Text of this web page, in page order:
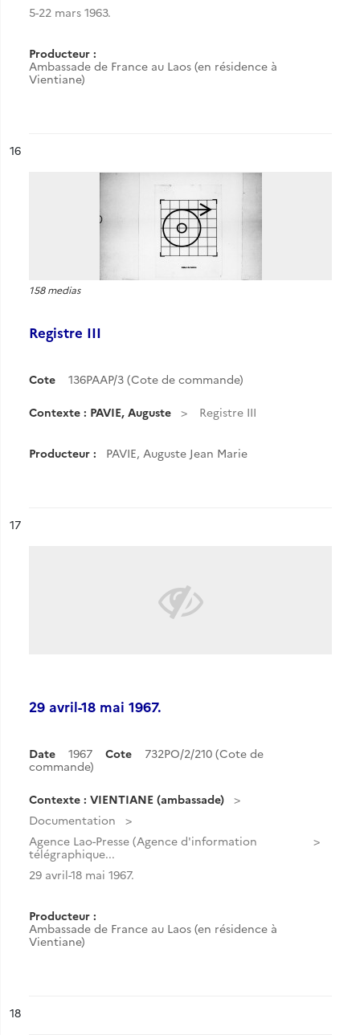
5-22 mars 1963.
Producteur :
Ambassade de France au Laos (en résidence à
Vientiane)
n°
16
158 medias
Registre III
Cote 136PAAP/3 (Cote de commande)
Contexte : PAVIE, Auguste Registre III
Producteur : PAVIE, Auguste Jean Marie
n°
17
29 avril-18 mai 1967.
Date 1967 Cote
732PO/2/210 (Cote de
commande)
Contexte : VIENTIANE (ambassade)
Documentation
Agence Lao-Presse (Agence d'information
télégraphique...
29 avril-18 mai 1967.
Producteur :
Ambassade de France au Laos (en résidence à
Vientiane)
n°
18